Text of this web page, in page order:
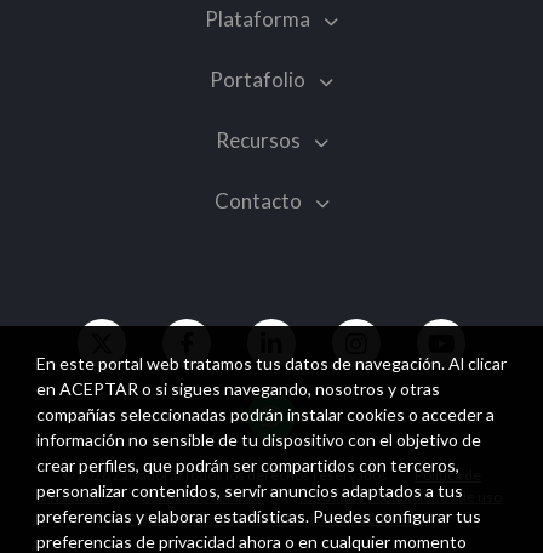
En este portal web tratamos tus datos de navegación. Al clicar
en ACEPTAR o si sigues navegando, nosotros y otras
compañías seleccionadas podrán instalar cookies o acceder a
información no sensible de tu dispositivo con el objetivo de
crear perfiles, que podrán ser compartidos con terceros,
personalizar contenidos, servir anuncios adaptados a tus
preferencias y elaborar estadísticas. Puedes configurar tus
preferencias de privacidad ahora o en cualquier momento
Plataforma
Portafolio
Recursos
Contacto
© 2026 Zalvadora. Todos los derechos reservados
Política de
privacidad
Política de cookies
Términos y condiciones de uso
Política general de seguridad de la información